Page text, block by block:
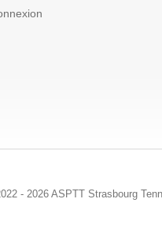
- 2026 ASPTT Strasbourg